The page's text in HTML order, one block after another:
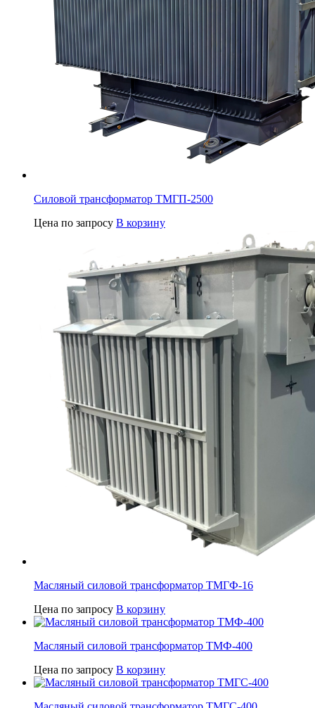
Силовой трансформатор ТМГП-2500
Цена по запросу В корзину
Масляный силовой трансформатор ТМГФ-16
Цена по запросу В корзину
Масляный силовой трансформатор ТМФ-400
Цена по запросу В корзину